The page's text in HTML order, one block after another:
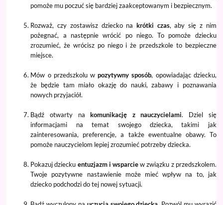
pomoże mu poczuć się bardziej zaakceptowanym i bezpiecznym.
Rozważ, czy zostawisz dziecko na krótki czas, aby się z nim
pożegnać, a następnie wrócić po niego. To pomoże dziecku
zrozumieć, że wrócisz po niego i że przedszkole to bezpieczne
miejsce.
Mów o przedszkolu wpozytywny sposób, opowiadając dziecku,
że będzie tam miało okazję do nauki, zabawy i poznawania
nowych przyjaciół.
Bądź otwarty nakomunikację z nauczycielami. Dziel się
informacjami na temat swojego dziecka, takimi jak
zainteresowania, preferencje, a także ewentualne obawy. To
pomoże nauczycielom lepiej zrozumieć potrzeby dziecka.
Pokazuj dziecku entuzjazm i wsparciew związku z przedszkolem.
Twoje pozytywne nastawienie może mieć wpływ na to, jak
dziecko podchodzi do tej nowej sytuacji.